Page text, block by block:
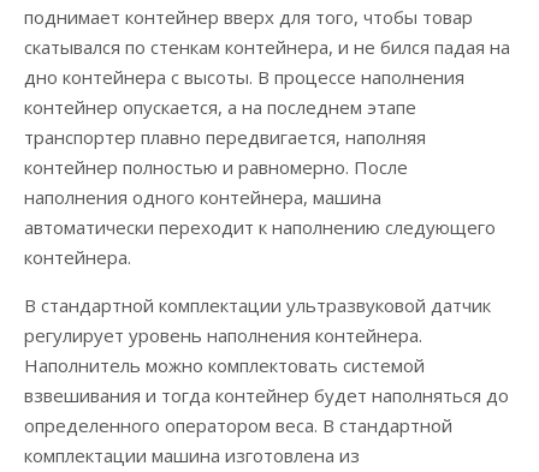
поднимает контейнер вверх для того, чтобы товар
скатывался по стенкам контейнера, и не бился падая на
дно контейнера с высоты. В процессе наполнения
контейнер опускается, а на последнем этапе
транспортер плавно передвигается, наполняя
контейнер полностью и равномерно. После
наполнения одного контейнера, машина
автоматически переходит к наполнению следующего
контейнера.
В стандартной комплектации ультразвуковой датчик
регулирует уровень наполнения контейнера.
Наполнитель можно комплектовать системой
взвешивания и тогда контейнер будет наполняться до
определенного оператором веса. В стандартной
комплектации машина изготовлена ​​из